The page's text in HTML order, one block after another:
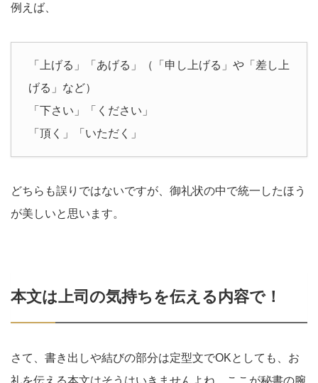
例えば、
「上げる」「あげる」（「申し上げる」や「差し上
げる」など）
「下さい」「ください」
「頂く」「いただく」
どちらも誤りではないですが、御礼状の中で統一したほう
が美しいと思います。
本文は上司の気持ちを伝える内容で！
さて、書き出しや結びの部分は定型文でOKとしても、お
礼を伝える本文はそうはいきませんよね。ここが秘書の腕